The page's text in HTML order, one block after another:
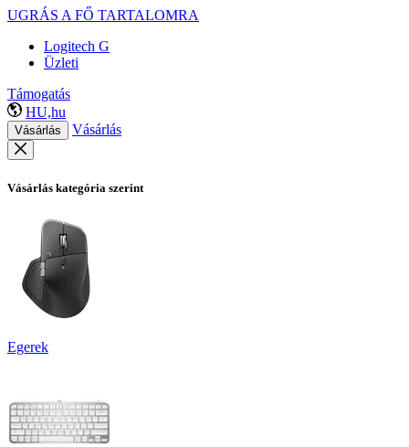
UGRÁS A FŐ TARTALOMRA
Logitech G
Üzleti
Támogatás
HU,hu
Vásárlás Vásárlás
Vásárlás kategória szerint
Egerek